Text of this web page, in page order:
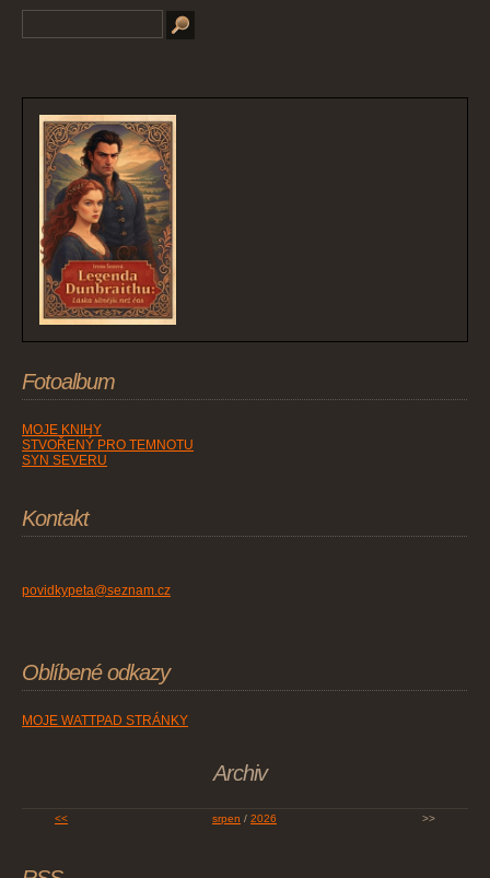
Fotoalbum
MOJE KNIHY
STVOŘENÝ PRO TEMNOTU
SYN SEVERU
Kontakt
povidkypeta@seznam.cz
Oblíbené odkazy
MOJE WATTPAD STRÁNKY
Archiv
<< srpen / 2026 >>